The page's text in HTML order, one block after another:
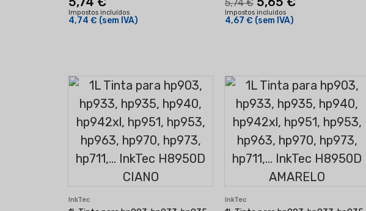
Impostos incluídos
4,74 € (sem IVA)
5,74 €
Impostos incluídos
4,67 € (sem IVA)
InkTec InkTec